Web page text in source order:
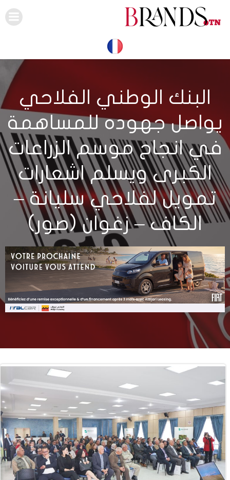
البنك الوطني الفلاحي
يواصل جهوده للمساهمة
في انجاح موسم الزراعات
الكبرى ويسلم اشعارات
تمويل لفلاحي سليانة –
الكاف – زغوان (صور)